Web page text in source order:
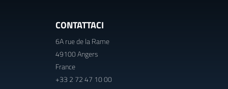
CONTATTACI
6A rue de la Rame
49100 Angers
France
+33 2 72 47 10 00